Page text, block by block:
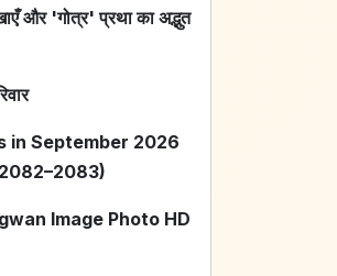
और 'गोत्र' प्रथा का अद्भुत
in September 2026
Image Photo HD